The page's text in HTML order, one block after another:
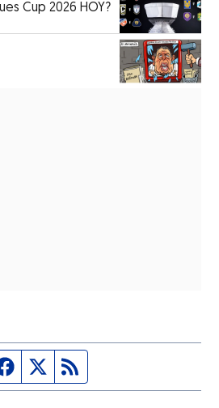
Cup 2026 HOY?
Página de Facebook
Fuente Twitter